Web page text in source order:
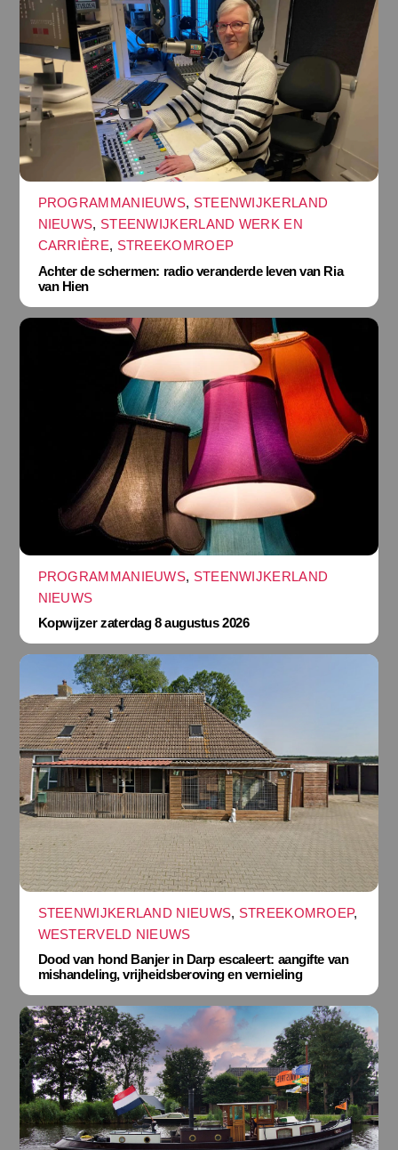
PROGRAMMANIEUWS, STEENWIJKERLAND
NIEUWS, STEENWIJKERLAND WERK EN
CARRIÈRE, STREEKOMROEP
Achter de schermen: radio veranderde leven van Ria
van Hien
PROGRAMMANIEUWS, STEENWIJKERLAND
NIEUWS
Kopwijzer zaterdag 8 augustus 2026
STEENWIJKERLAND NIEUWS, STREEKOMROEP,
WESTERVELD NIEUWS
Dood van hond Banjer in Darp escaleert: aangifte van
mishandeling, vrijheidsberoving en vernieling